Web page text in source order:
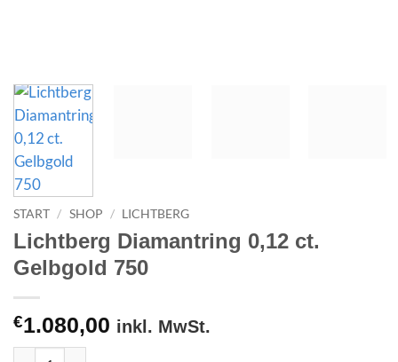
START / SHOP / LICHTBERG
Lichtberg Diamantring 0,12 ct.
Gelbgold 750
€1.080,00 inkl. MwSt.